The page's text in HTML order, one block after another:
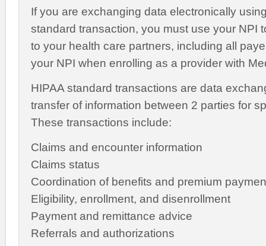
If you are exchanging data electronically
standard transaction, you must use your NPI
to your health care partners, including all
your NPI when enrolling as a provider with
HIPAA standard transactions are data
transfer of information between 2 parties for
These transactions include:
Claims and encounter information
Claims status
Coordination of benefits and premium
Eligibility, enrollment, and disenrollment
Payment and remittance advice
Referrals and authorizations